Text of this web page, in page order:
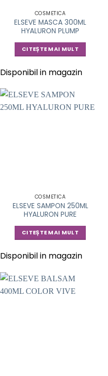
COSMETICA
ELSEVE MASCA 300ML
HYALURON PLUMP
CITEȘTE MAI MULT
Disponibil in magazin
COSMETICA
ELSEVE SAMPON 250ML
HYALURON PURE
CITEȘTE MAI MULT
Disponibil in magazin